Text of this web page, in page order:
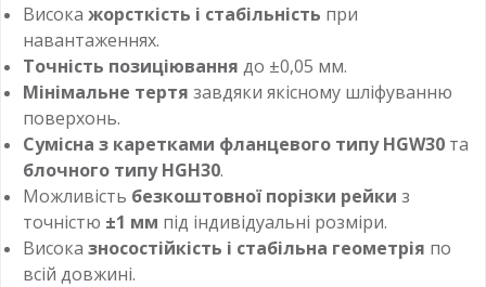
Висока жорсткість і стабільність при
навантаженнях.
Точність позиціювання до ±0,05 мм.
Мінімальне тертя завдяки якісному шліфуванню
поверхонь.
Сумісна з каретками фланцевого типу HGW30 та
блочного типу HGH30.
Можливість безкоштовної порізки рейки з
точністю ±1 мм під індивідуальні розміри.
Висока зносостійкість і стабільна геометрія по
всій довжині.